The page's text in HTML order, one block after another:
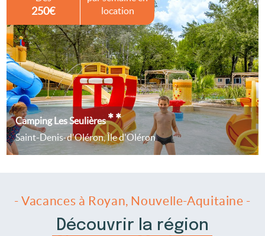
250€
location
Camping Les Seulières**
Saint-Denis-d'Oléron, Île d'Oléron
- Vacances à Royan, Nouvelle-Aquitaine -
Découvrir la région